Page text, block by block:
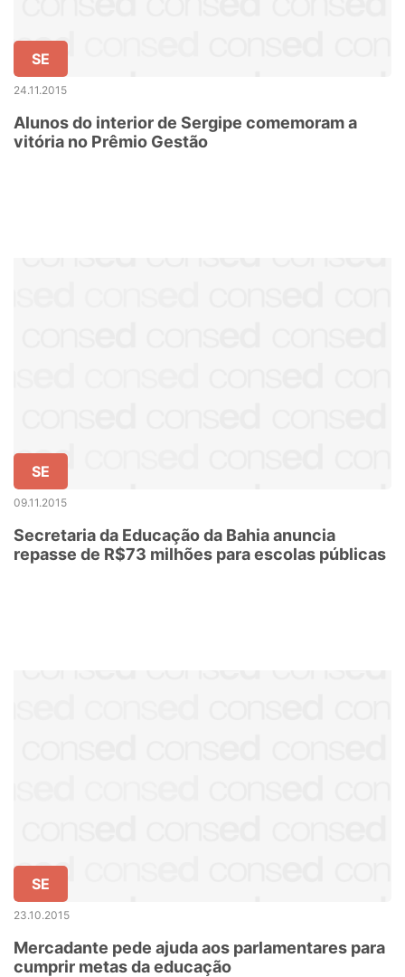
SE
24.11.2015
Alunos do interior de Sergipe comemoram a
vitória no Prêmio Gestão
SE
09.11.2015
Secretaria da Educação da Bahia anuncia
repasse de R$73 milhões para escolas públicas
SE
23.10.2015
Mercadante pede ajuda aos parlamentares para
cumprir metas da educação